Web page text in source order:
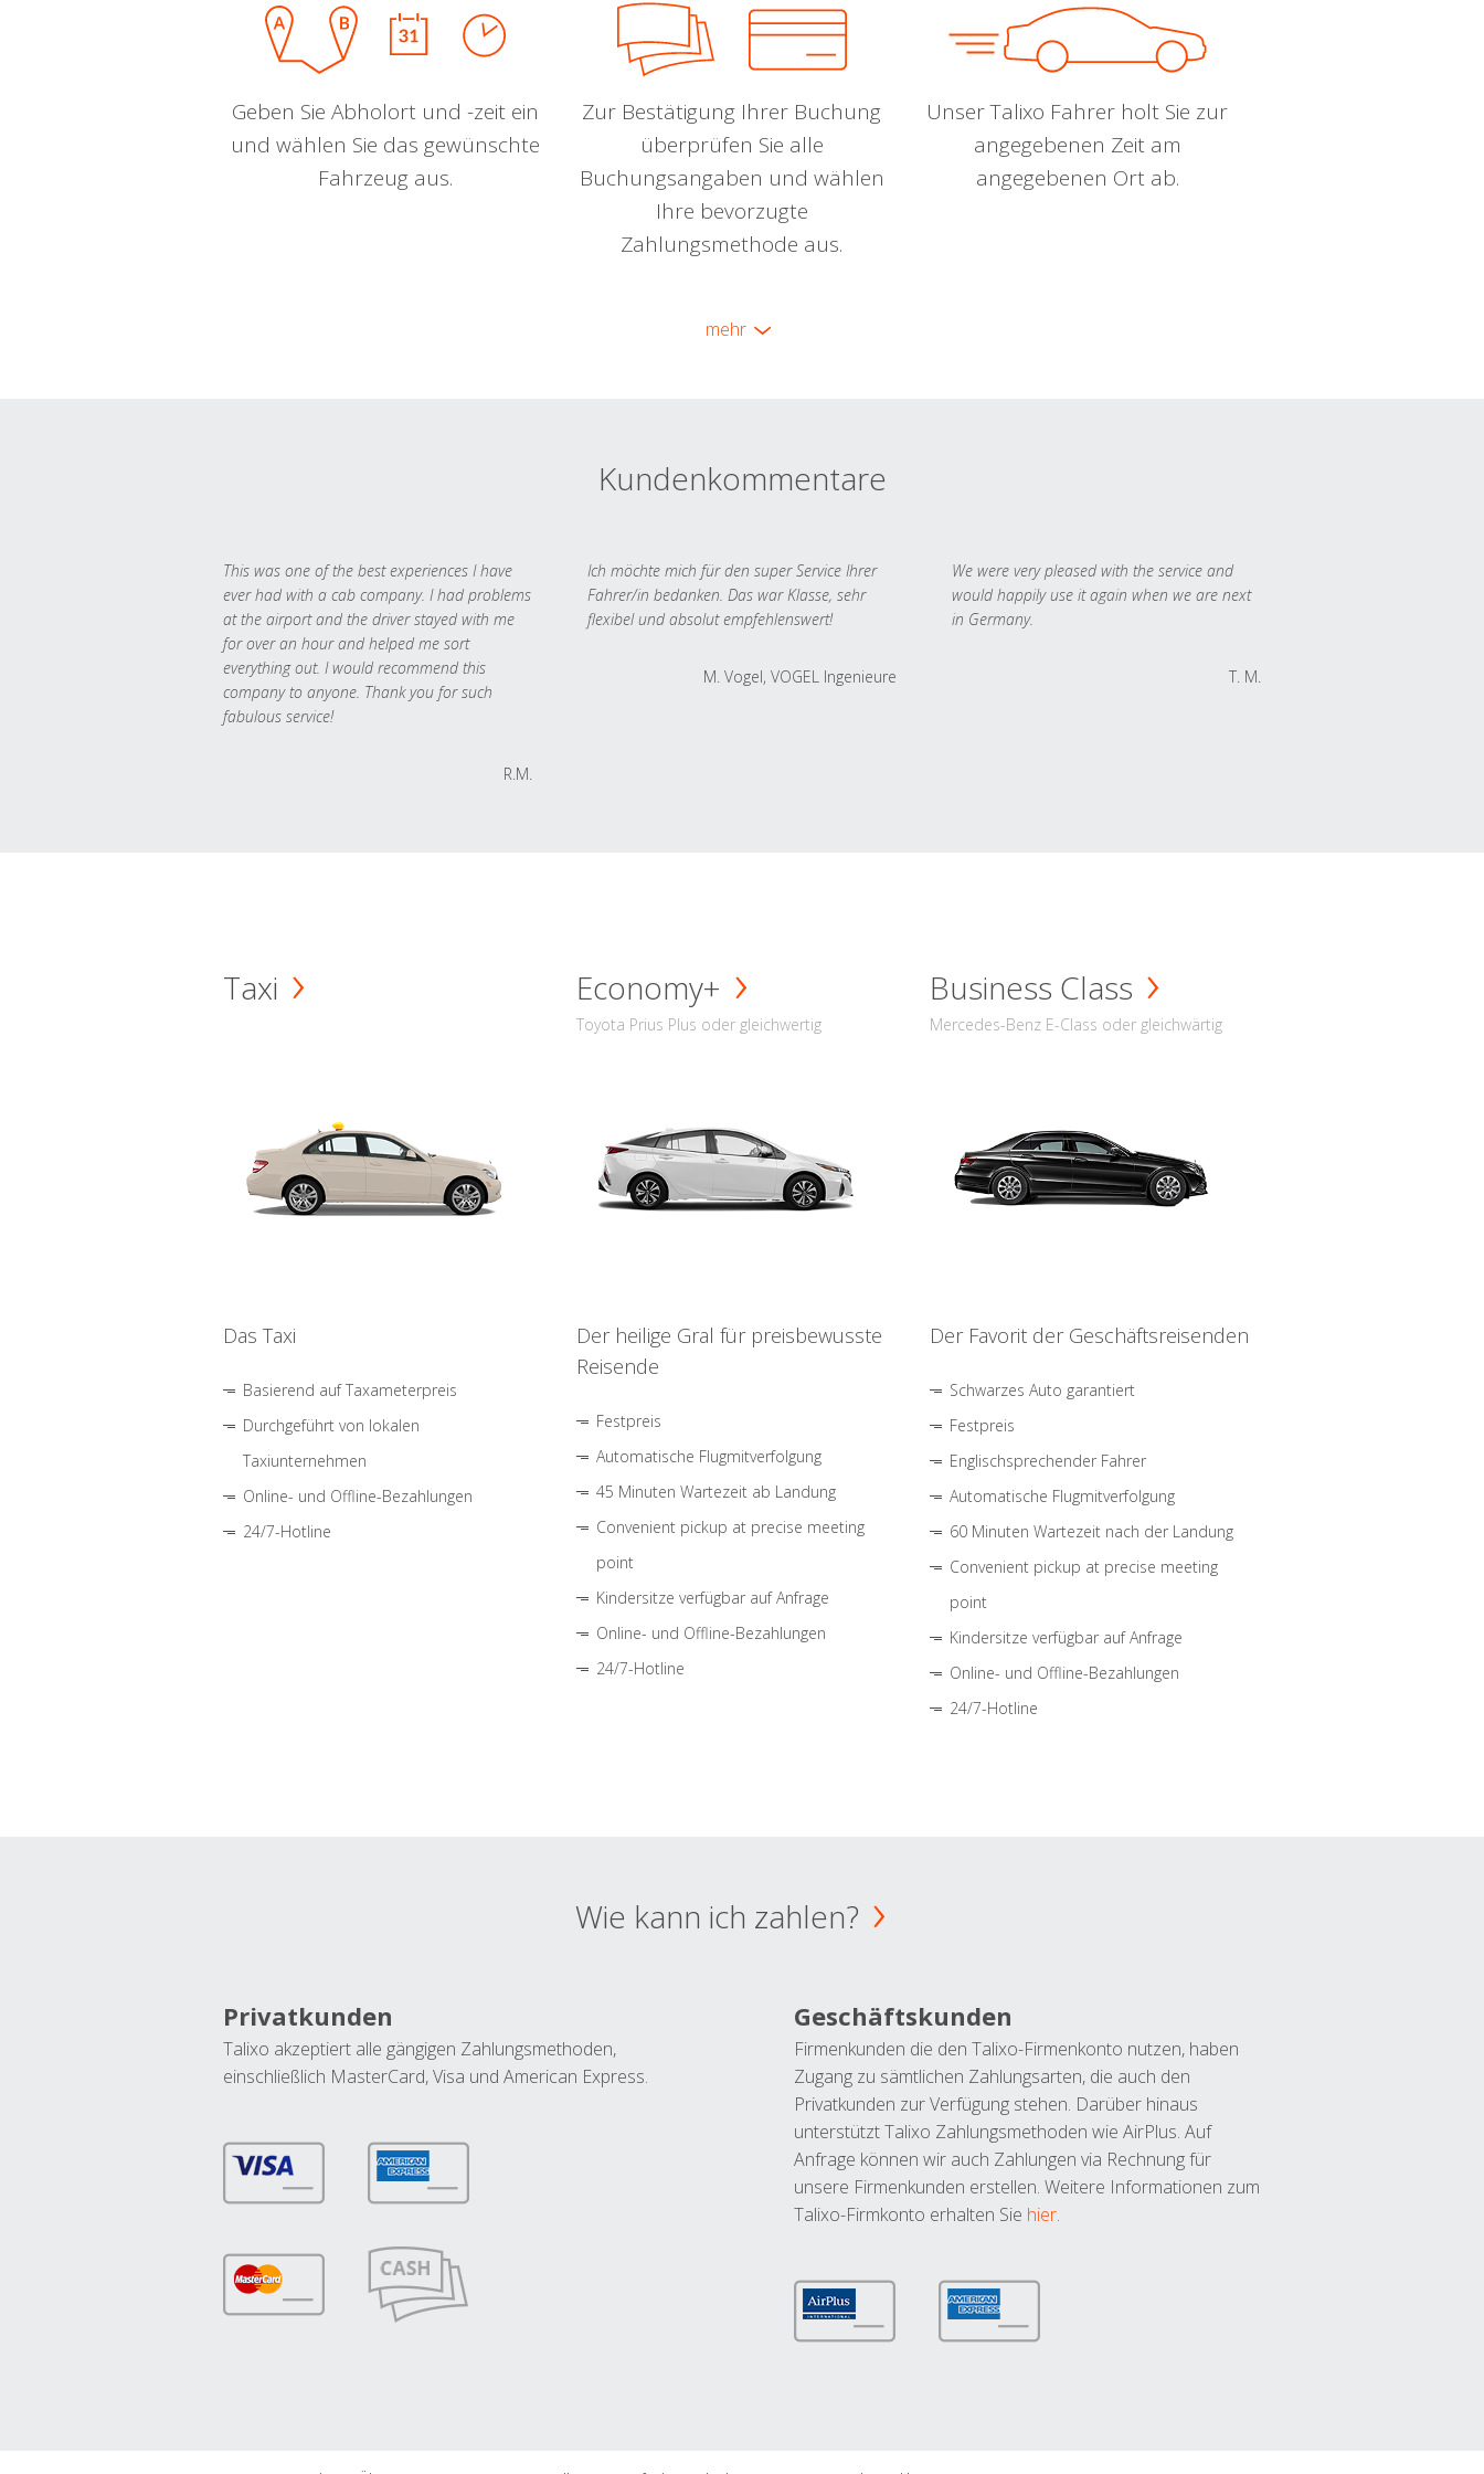
Geben Sie Abholort und -zeit ein
und wählen Sie das gewünschte
Fahrzeug aus.
Zur Bestätigung Ihrer Buchung
überprüfen Sie alle
Buchungsangaben und wählen
Ihre bevorzugte
Zahlungsmethode aus.
Unser Talixo Fahrer holt Sie zur
angegebenen Zeit am
angegebenen Ort ab.
mehr
Kundenkommentare
This was one of the best experiences I have
ever had with a cab company. I had problems
at the airport and the driver stayed with me
for over an hour and helped me sort
everything out. I would recommend this
company to anyone. Thank you for such
fabulous service!
R.M.
Ich möchte mich für den super Service Ihrer
Fahrer/in bedanken. Das war Klasse, sehr
flexibel und absolut empfehlenswert!
M. Vogel, VOGEL Ingenieure
We were very pleased with the service and
would happily use it again when we are next
in Germany.
T. M.
Taxi
Das Taxi
Basierend auf Taxameterpreis
Durchgeführt von lokalen
Taxiunternehmen
Online- und Offline-Bezahlungen
24/7-Hotline
Economy+
Toyota Prius Plus oder gleichwertig
Der heilige Gral für preisbewusste
Reisende
Festpreis
Automatische Flugmitverfolgung
45 Minuten Wartezeit ab Landung
Convenient pickup at precise meeting
point
Kindersitze verfügbar auf Anfrage
Online- und Offline-Bezahlungen
24/7-Hotline
Business Class
Mercedes-Benz E-Class oder gleichwärtig
Der Favorit der Geschäftsreisenden
Schwarzes Auto garantiert
Festpreis
Englischsprechender Fahrer
Automatische Flugmitverfolgung
60 Minuten Wartezeit nach der Landung
Convenient pickup at precise meeting
point
Kindersitze verfügbar auf Anfrage
Online- und Offline-Bezahlungen
24/7-Hotline
Wie kann ich zahlen?
Privatkunden
Talixo akzeptiert alle gängigen Zahlungsmethoden,
einschließlich MasterCard, Visa und American Express.
Geschäftskunden
Firmenkunden die den Talixo-Firmenkonto nutzen, haben
Zugang zu sämtlichen Zahlungsarten, die auch den
Privatkunden zur Verfügung stehen. Darüber hinaus
unterstützt Talixo Zahlungsmethoden wie AirPlus. Auf
Anfrage können wir auch Zahlungen via Rechnung für
unsere Firmenkunden erstellen. Weitere Informationen zum
Talixo-Firmkonto erhalten Sie hier.